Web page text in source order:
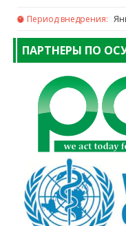
Период внедрения:
ПАРТНЕРЫ ПО